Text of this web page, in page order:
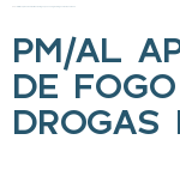
PM/AL
DE